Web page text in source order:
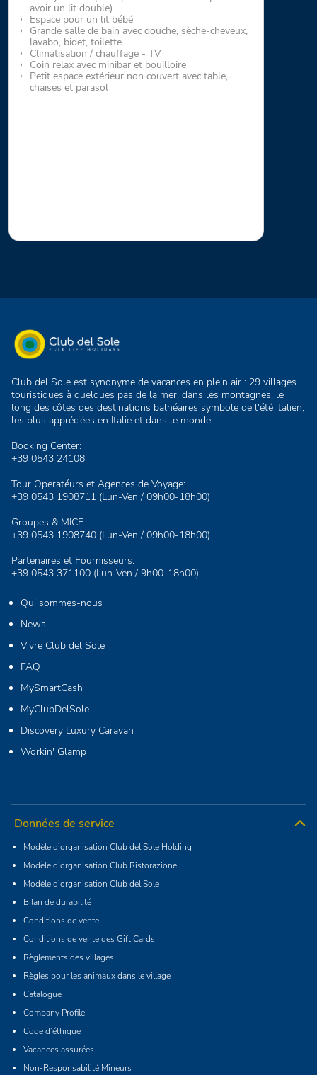
avoir un lit double)
Espace pour un lit bébé
Grande salle de bain avec douche, sèche-cheveux,
lavabo, bidet, toilette
Climatisation / chauffage - TV
Coin relax avec minibar et bouilloire
Petit espace extérieur non couvert avec table,
chaises et parasol
Club del Sole est synonyme de vacances en plein air : 29 villages
touristiques à quelques pas de la mer, dans les montagnes, le
long des côtes des destinations balnéaires symbole de l'été italien,
les plus appréciées en Italie et dans le monde.
Booking Center:
+39 0543 24108
Tour Operatéurs et Agences de Voyage:
+39 0543 1908711 (Lun-Ven / 09h00-18h00)
Groupes & MICE:
+39 0543 1908740 (Lun-Ven / 09h00-18h00)
Partenaires et Fournisseurs:
+39 0543 371100 (Lun-Ven / 9h00-18h00)
Qui sommes-nous
News
Vivre Club del Sole
FAQ
MySmartCash
MyClubDelSole
Discovery Luxury Caravan
Workin' Glamp
Données de service
Modèle d’organisation Club del Sole Holding
Modèle d’organisation Club Ristorazione
Modèle d’organisation Club del Sole
Bilan de durabilité
Conditions de vente
Conditions de vente des Gift Cards
Règlements des villages
Règles pour les animaux dans le village
Catalogue
Company Profile
Code d’éthique
Vacances assurées
Non-Responsabilité Mineurs